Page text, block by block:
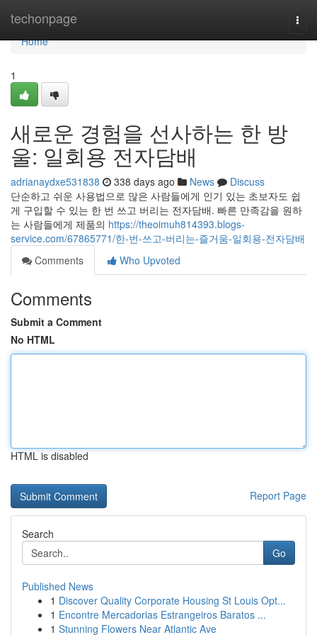
techonpage
Home
Home
1
새로운 경험을 선사하는 한 방
울: 일회용 전자담배
adrianaydxe531838 338 days ago News
Discuss
단순하고 쉬운 사용법으로 많은 사람들에게 인기 있는 초보자도 쉽
게 구입할 수 있는 한 번 쓰고 버리는 전자담배. 빠른 만족감을 원하
는 사람들에게 제품의 https://theoimuh814393.blogs-
service.com/67865771/한-번-쓰고-버리는-즐거움-일회용-전자담배
Comments
Who Upvoted
Comments
Submit a Comment
No HTML
HTML is disabled
Report Page
Search
Go
Published News
1 Discover Quality Corporate Housing St Louis Opt...
1 Encontre Mercadorias Estrangeiros Baratos ...
1 Stunning Flowers Near Atlantic Ave